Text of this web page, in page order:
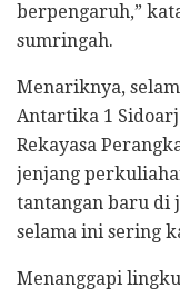
berpengaruh,”
sumringah.
​Menariknya,
Antartika 1
Rekayasa
jenjang
tantangan baru di
selama ini sering
​Menanggapi